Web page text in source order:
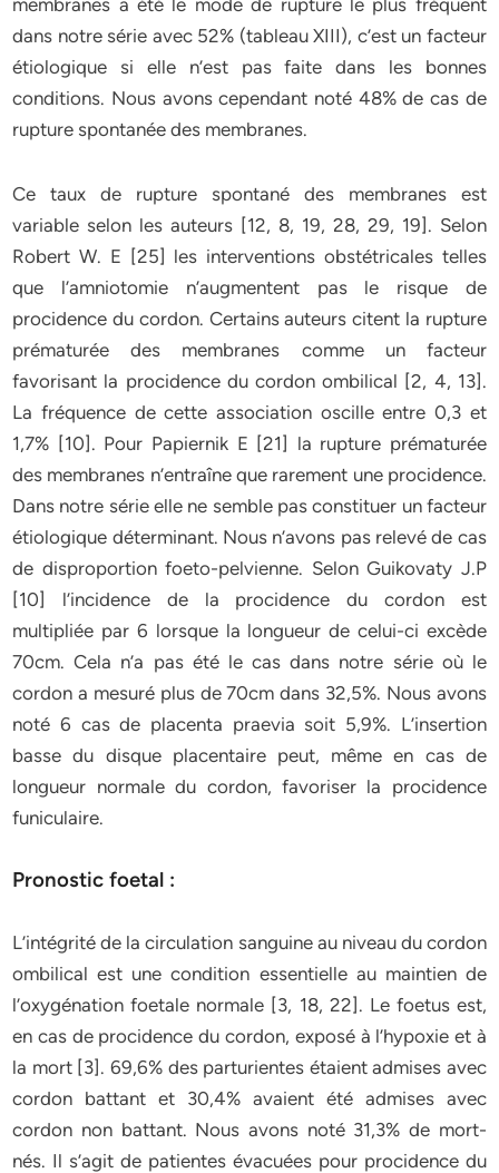
membranes a été le mode de rupture le plus fréquent
dans notre série avec 52% (tableau XIII), c’est un facteur
étiologique si elle n’est pas faite dans les bonnes
conditions. Nous avons cependant noté 48% de cas de
rupture spontanée des membranes.
Ce taux de rupture spontané des membranes est
variable selon les auteurs [12, 8, 19, 28, 29, 19]. Selon
Robert W. E [25] les interventions obstétricales telles
que l’amniotomie n’augmentent pas le risque de
procidence du cordon. Certains auteurs citent la rupture
prématurée des membranes comme un facteur
favorisant la procidence du cordon ombilical [2, 4, 13].
La fréquence de cette association oscille entre 0,3 et
1,7% [10]. Pour Papiernik E [21] la rupture prématurée
des membranes n’entraîne que rarement une procidence.
Dans notre série elle ne semble pas constituer un facteur
étiologique déterminant. Nous n’avons pas relevé de cas
de disproportion foeto-pelvienne. Selon Guikovaty J.P
[10] l’incidence de la procidence du cordon est
multipliée par 6 lorsque la longueur de celui-ci excède
70cm. Cela n’a pas été le cas dans notre série où le
cordon a mesuré plus de 70cm dans 32,5%. Nous avons
noté 6 cas de placenta praevia soit 5,9%. L’insertion
basse du disque placentaire peut, même en cas de
longueur normale du cordon, favoriser la procidence
funiculaire.
Pronostic foetal :
L’intégrité de la circulation sanguine au niveau du cordon
ombilical est une condition essentielle au maintien de
l’oxygénation foetale normale [3, 18, 22]. Le foetus est,
en cas de procidence du cordon, exposé à l’hypoxie et à
la mort [3]. 69,6% des parturientes étaient admises avec
cordon battant et 30,4% avaient été admises avec
cordon non battant. Nous avons noté 31,3% de mort-
nés. Il s’agit de patientes évacuées pour procidence du